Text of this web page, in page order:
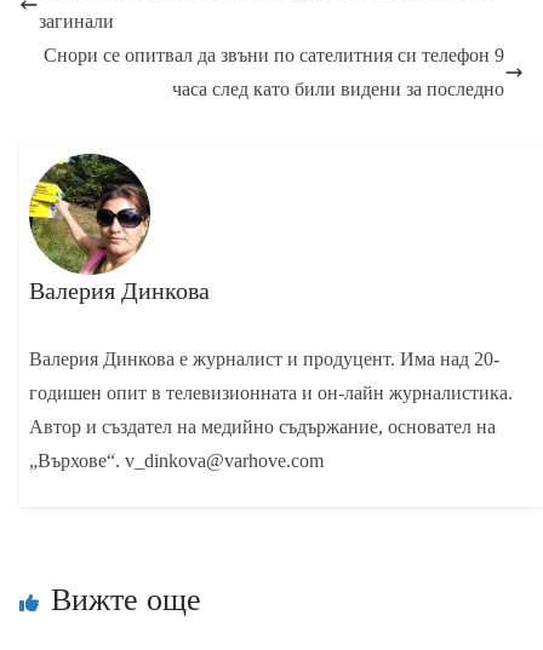
загинали
Снори се опитвал да звъни по сателитния си телефон 9
часа след като били видени за последно
Валерия Динкова
Валерия Динкова е журналист и продуцент. Има над 20-
годишен опит в телевизионната и он-лайн журналистика.
Автор и създател на медийно съдържание, основател на
„Върхове“. v_dinkova@varhove.com
Вижте още